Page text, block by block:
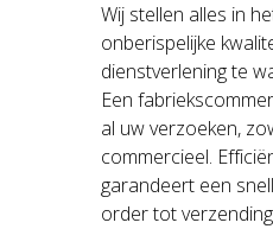
Wij stellen alles in
onberispelijke
dienstverlening te
Een
al uw verzoeken,
commercieel.
garandeert een
order tot